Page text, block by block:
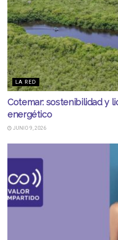
LA RED
Cotemar: sostenibilidad y
energético
JUNIO 9, 2026